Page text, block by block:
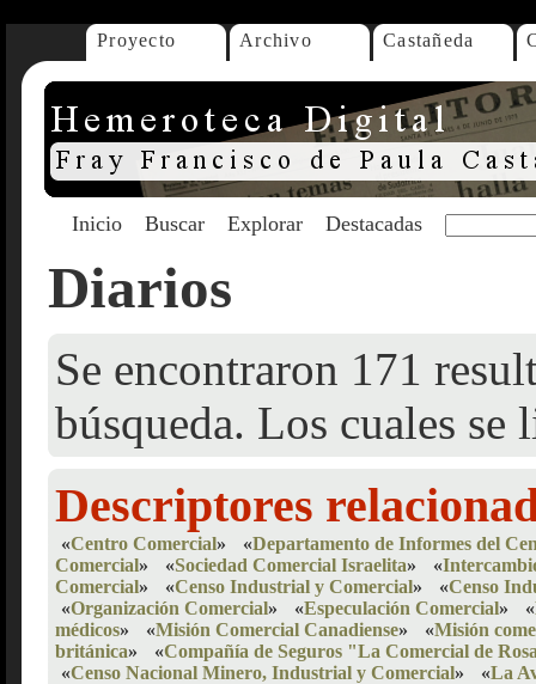
Proyecto Archivo Castañeda
Inicio Buscar Explorar Destacadas
Diarios
Se encontraron 171
búsqueda. Los cuales se
Descriptores
«Centro Comercial» «Departamento de Informes del
Comercial» «Sociedad Comercial Israelita» «
Comercial» «Censo Industrial y Comercial» «Censo
«Organización Comercial» «Especulación Comercial» «
médicos» «Misión Comercial Canadiense» «Misión
británica» «Compañía de Seguros "La Comercial de
«Censo Nacional Minero, Industrial y Comercial» «La